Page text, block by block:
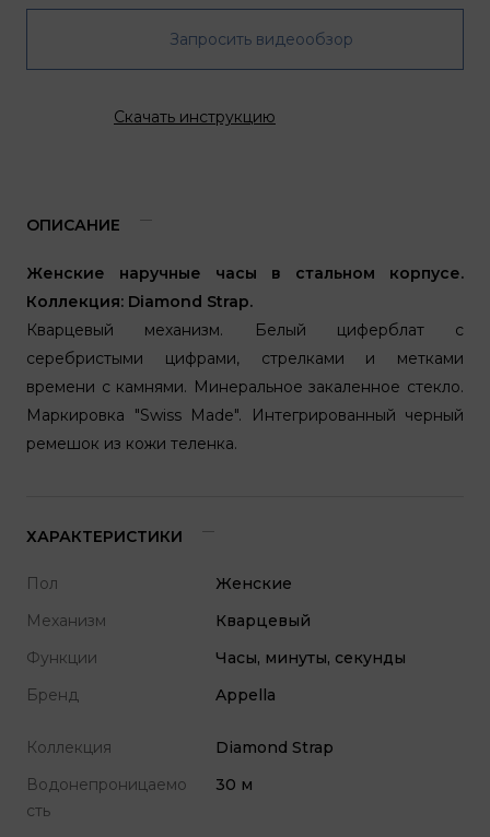
Запросить видеообзор
Скачать инструкцию
ОПИСАНИЕ
Женские наручные часы в стальном корпусе.
Коллекция: Diamond Strap.
Кварцевый механизм. Белый циферблат с
серебристыми цифрами, стрелками и метками
времени с камнями. Минеральное закаленное стекло.
Маркировка "Swiss Made". Интегрированный черный
ремешок из кожи теленка.
ХАРАКТЕРИСТИКИ
Пол
Женские
Механизм
Кварцевый
Функции
Часы, минуты, секунды
Бренд
Appella
Коллекция
Diamond Strap
Водонепроницаемо
сть
30 м